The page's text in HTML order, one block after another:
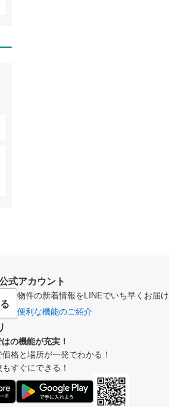
式アカウント
物件の新着情報をLINEでいち早くお届け
便利な機能のご紹介
の機能が充実！
格と場所が一発でわかる！
すぐにできる！